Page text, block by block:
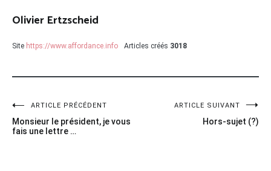
Olivier Ertzscheid
Site https://www.affordance.info Articles créés 3018
Navigation
de
ARTICLE PRÉCÉDENT
Monsieur le président, je vous
fais une lettre …
ARTICLE SUIVANT
Hors-sujet (?)